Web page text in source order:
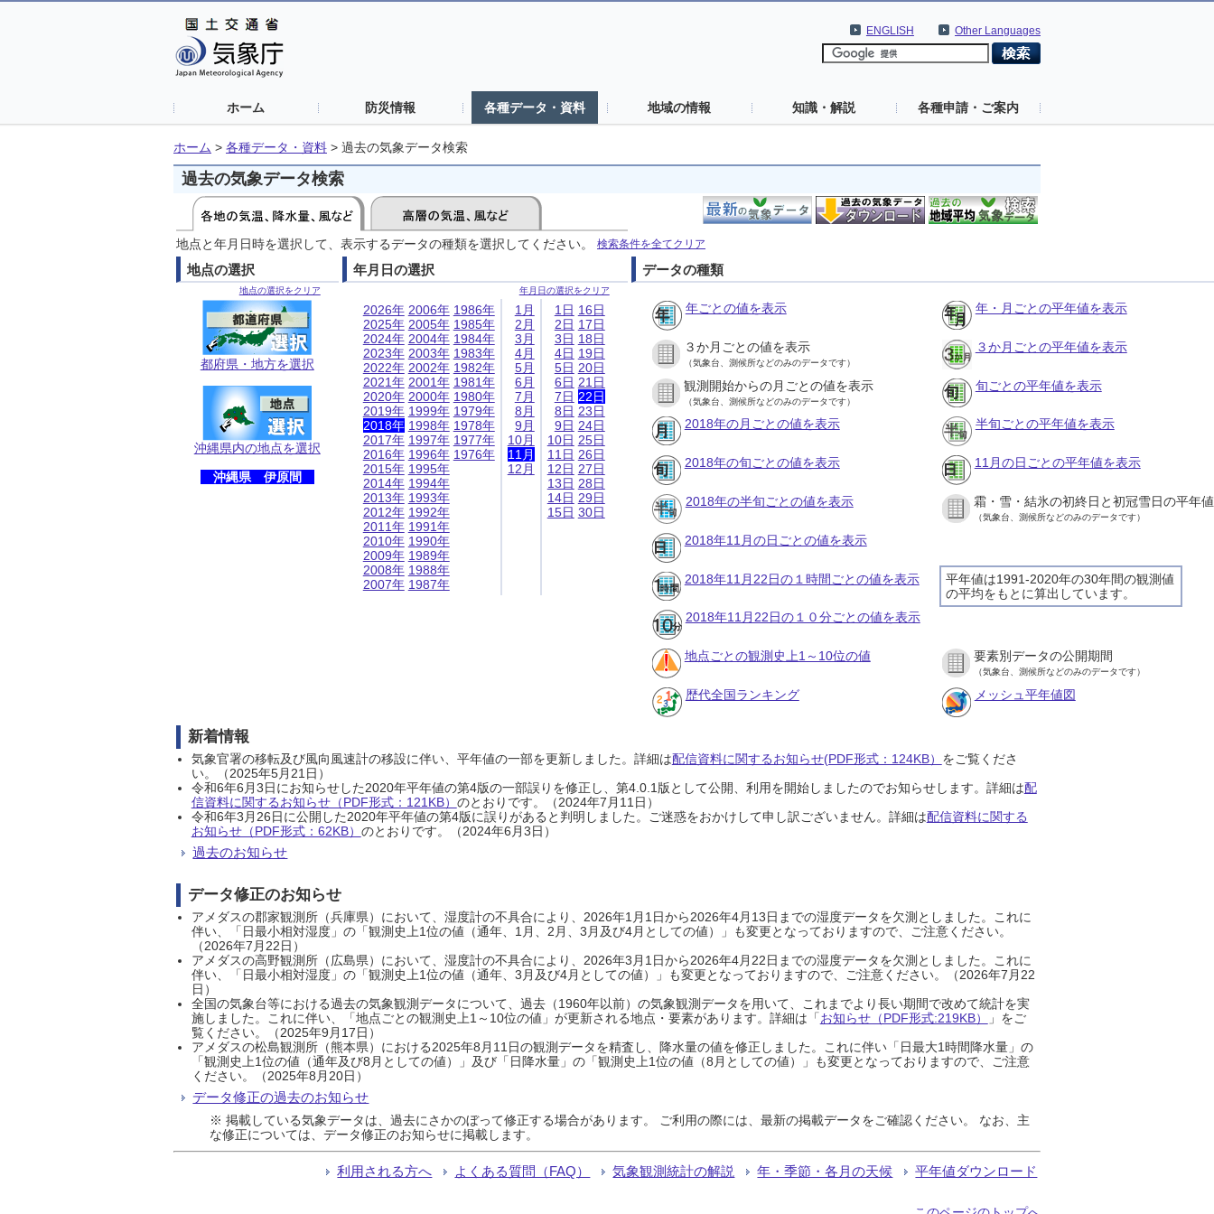
Other Languages
ENGLISH
ホーム 防災情報 各種データ・資料 地域の情報 知識・解説 各種申請・ご案内
ホーム > 各種データ・資料 > 過去の気象データ検索
過去の気象データ検索
地点と年月日時を選択して、表示するデータの種類を選択してください。 検索条件を全てクリア
地点の選択
地点の選択をクリア
都府県・地方を選択
沖縄県内の地点を選択
沖縄県 伊原間
年月日の選択
年月日の選択をクリア
2026年
2025年
2024年
2023年
2022年
2021年
2020年
2019年
2018年
2017年
2016年
2015年
2014年
2013年
2012年
2011年
2010年
2009年
2008年
2007年
2006年
2005年
2004年
2003年
2002年
2001年
2000年
1999年
1998年
1997年
1996年
1995年
1994年
1993年
1992年
1991年
1990年
1989年
1988年
1987年
1986年
1985年
1984年
1983年
1982年
1981年
1980年
1979年
1978年
1977年
1976年
1月
2月
3月
4月
5月
6月
7月
8月
9月
10月
11月
12月
1日
2日
3日
4日
5日
6日
7日
8日
9日
10日
11日
12日
13日
14日
15日
16日
17日
18日
19日
20日
21日
22日
23日
24日
25日
26日
27日
28日
29日
30日
データの種類
年ごとの値を表示 年・月ごとの平年値を表示
３か月ごとの値を表示
（気象台、測候所などのみのデータです）
３か月ごとの平年値を表示
観測開始からの月ごとの値を表示
（気象台、測候所などのみのデータです）
旬ごとの平年値を表示
2018年の月ごとの値を表示 半旬ごとの平年値を表示
2018年の旬ごとの値を表示 11月の日ごとの平年値を表示
2018年の半旬ごとの値を表示 霜・雪・結氷の初終日と初冠雪日の平年
（気象台、測候所などのみのデータです）
2018年11月の日ごとの値を表示
平年値は1991-2020年の30年間の観測値
の平均をもとに算出しています。
2018年11月22日の１時間ごとの値を表示
2018年11月22日の１０分ごとの値を表示
地点ごとの観測史上1～10位の値 要素別データの公開期間
（気象台、測候所などのみのデータです）
歴代全国ランキング メッシュ平年値図
新着情報
気象官署の移転及び風向風速計の移設に伴い、平年値の一部を更新しました。詳細は配信資料に関するお知らせ(PDF形式：124KB） をご覧くださ
い。（2025年5月21日）
令和6年6月3日にお知らせした2020年平年値の第4版の一部誤りを修正し、第4.0.1版として公開、利用を開始しましたのでお知らせします。詳細は配
信資料に関するお知らせ（PDF形式：121KB） のとおりです。（2024年7月11日）
令和6年3月26日に公開した2020年平年値の第4版に誤りがあると判明しました。ご迷惑をおかけして申し訳ございません。詳細は配信資料に関する
お知らせ（PDF形式：62KB） のとおりです。（2024年6月3日）
過去のお知らせ
データ修正のお知らせ
アメダスの郡家観測所（兵庫県）において、湿度計の不具合により、2026年1月1日から2026年4月13日までの湿度データを欠測としました。これに
伴い、「日最小相対湿度」の「観測史上1位の値（通年、1月、2月、3月及び4月としての値）」も変更となっておりますので、ご注意ください。
（2026年7月22日）
アメダスの高野観測所（広島県）において、湿度計の不具合により、2026年3月1日から2026年4月22日までの湿度データを欠測としました。これに
伴い、「日最小相対湿度」の「観測史上1位の値（通年、3月及び4月としての値）」も変更となっておりますので、ご注意ください。（2026年7月22
日）
全国の気象台等における過去の気象観測データについて、過去（1960年以前）の気象観測データを用いて、これまでより長い期間で改めて統計を実
施しました。これに伴い、「地点ごとの観測史上1～10位の値」が更新される地点・要素があります。詳細は「お知らせ（PDF形式:219KB）
」をご
覧ください。（2025年9月17日）
アメダスの松島観測所（熊本県）における2025年8月11日の観測データを精査し、降水量の値を修正しました。これに伴い「日最大1時間降水量」の
「観測史上1位の値（通年及び8月としての値）」及び「日降水量」の「観測史上1位の値（8月としての値）」も変更となっておりますので、ご注意
ください。（2025年8月20日）
データ修正の過去のお知らせ
※ 掲載している気象データは、過去にさかのぼって修正する場合があります。 ご利用の際には、最新の掲載データをご確認ください。 なお、主
な修正については、データ修正のお知らせに掲載します。
利用される方へ よくある質問（FAQ） 気象観測統計の解説 年・季節・各月の天候 平年値ダウンロード